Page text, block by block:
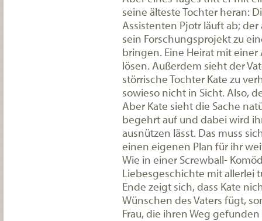
seine älteste Tochter heran:
Assistenten Pjotr läuft ab;
sein Forschungsprojekt zu
bringen. Eine Heirat mit
lösen. Außerdem sieht der
störrische Tochter Kate zu
sowieso nicht in Sicht. Also,
Aber Kate sieht die Sache
begehrt auf und dabei wird
ausnützen lässt. Das muss
einen eigenen Plan für ihr
Wie in einer Screwball-
Liebesgeschichte mit allerlei
Ende zeigt sich, dass Kate
Wünschen des Vaters fügt,
Frau, die ihren Weg